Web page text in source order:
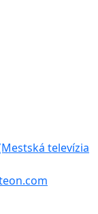
televízia